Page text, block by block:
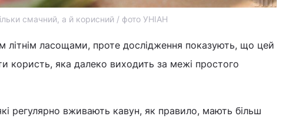
смачний, а й корисний / фото УНІАН
літнім ласощами, проте дослідження показують, що цей
користь, яка далеко виходить за межі простого
регулярно вживають кавун, як правило, мають більш